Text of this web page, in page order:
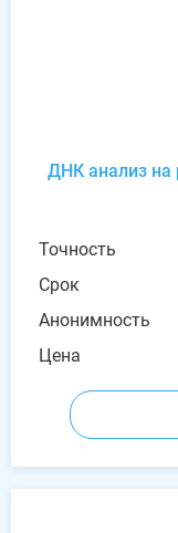
ДНК анализ на
Точность
Срок
Анонимность
Цена